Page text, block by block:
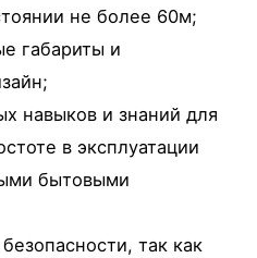
не более 60м;
габариты и
навыков и знаний для
в эксплуатации
бытовыми
так как